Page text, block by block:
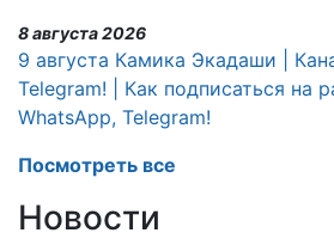
8 августа 2026
9 августа Камика Экадаши |
Telegram! | Как подписаться на
WhatsApp, Telegram!
Посмотреть все
Новости